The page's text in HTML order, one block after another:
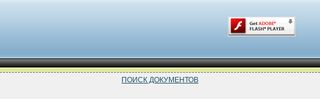
ПОИСК ДОКУМЕНТОВ